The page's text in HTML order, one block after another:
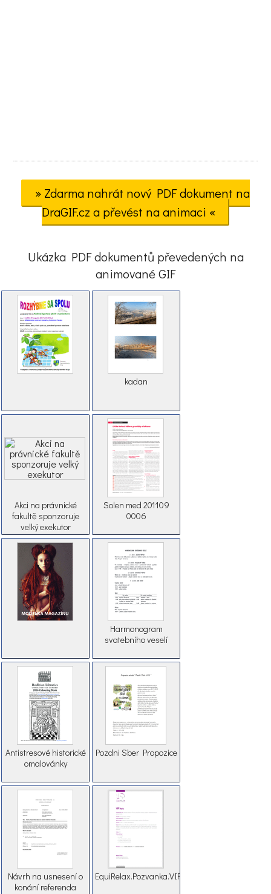
» Zdarma nahrát nový PDF dokument na
DraGIF.cz a převést na animaci «
Ukázka PDF dokumentů převedených na
animované GIF
kadan
Akci na právnické
fakultě sponzoruje
velký exekutor
Solen med 201109
0006
Harmonogram
svatebního veselí
Antistresové historické
omalovánky
Pozdni Sber Propozice
Návrh na usnesení o
konání referenda
EquiRelax.Pozvanka.VIPkurz